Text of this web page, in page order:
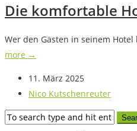
Die komfortable
Wer den Gästen in seinem
more →
11. März 2025
Nico Kutschenreuter